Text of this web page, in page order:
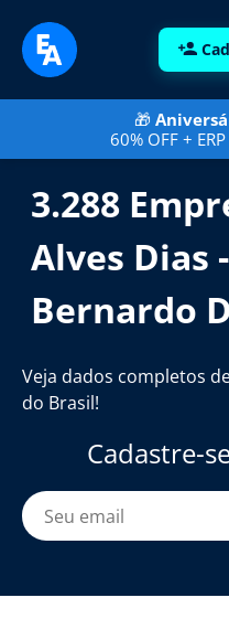
🎁
60% OFF +
3.288
Alves Dias
Bernardo
Veja dados completos
do Brasil!
Cadastre-